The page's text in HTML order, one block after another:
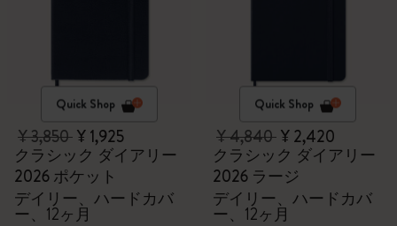
Quick Shop
¥ 3,850¥ 1,925
クラシック ダイアリー
2026 ポケット
デイリー、ハードカバ
ー、12ヶ月
Quick Shop
¥ 4,840¥ 2,420
クラシック ダイアリー
2026 ラージ
デイリー、ハードカバ
ー、12ヶ月